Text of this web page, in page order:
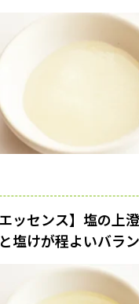
ッセンス】塩の上
塩けが程よいバラン